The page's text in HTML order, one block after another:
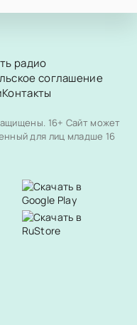
радио
соглашение
Контакты
16+ Сайт может
для лиц младше 16